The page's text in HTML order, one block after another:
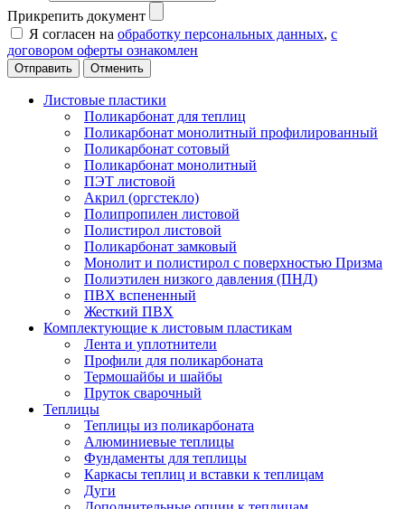
Прикрепить документ
Я согласен на обработку персональных данных, с
договором оферты ознакомлен
Отменить
Листовые пластики
Поликарбонат для теплиц
Поликарбонат монолитный профилированный
Поликарбонат сотовый
Поликарбонат монолитный
ПЭТ листовой
Акрил (оргстекло)
Полипропилен листовой
Полистирол листовой
Поликарбонат замковый
Монолит и полистирол с поверхностью Призма
Полиэтилен низкого давления (ПНД)
ПВХ вспененный
Жесткий ПВХ
Комплектующие к листовым пластикам
Лента и уплотнители
Профили для поликарбоната
Термошайбы и шайбы
Пруток сварочный
Теплицы
Теплицы из поликарбоната
Алюминиевые теплицы
Фундаменты для теплицы
Каркасы теплиц и вставки к теплицам
Дуги